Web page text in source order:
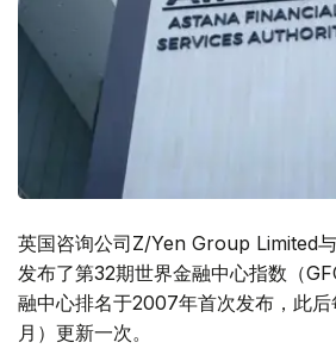
英国咨询公司Z/Yen Group Limited
发布了第32期世界金融中心指数（
融中心排名于2007年首次发布，此
月）更新一次。